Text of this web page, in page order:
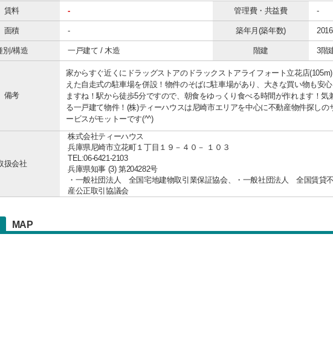
賃料
- 管理費・共益費 -
面積 - 築年月(築年数)
別/構造 一戸建て / 木造 階建 3階
備考
家からすぐ近くにドラッグストアのドラックストアライフォート立花店
えた自走式の駐車場を併設！物件のそばに駐車場があり、大きな買い物も安
ますね！駅から徒歩5分ですので、朝食をゆっくり食べる時間が作れます！
る一戸建て物件！(株)ティーハウスは尼崎市エリアを中心に不動産物件探し
ービスがモットーです(^^)
扱会社
株式会社ティーハウス
兵庫県尼崎市立花町１丁目１９－４０－ １０３
TEL:06-6421-2103
兵庫県知事 (3) 第204282号
・一般社団法人 全国宅地建物取引業保証協会、・一般社団法人 全国賃貸
産公正取引協議会
MAP